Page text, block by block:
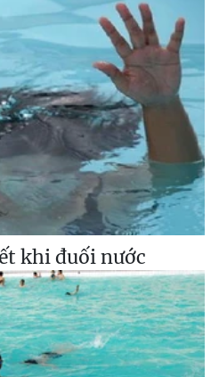
khi đuối nước